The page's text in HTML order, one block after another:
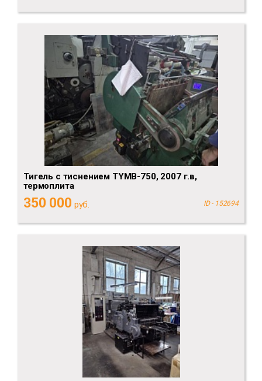
Тигель с тиснением TYMB-750, 2007 г.в,
термоплита
350 000 руб. ID - 152694